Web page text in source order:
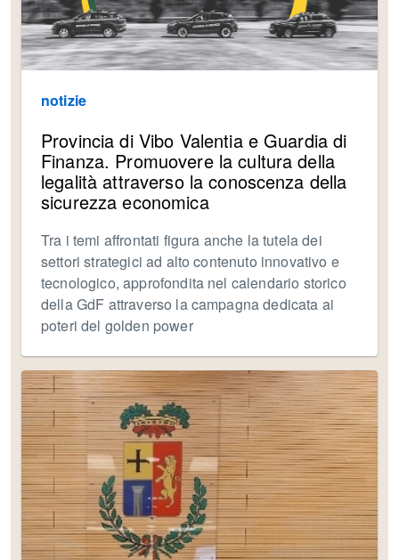
notizie
Provincia di Vibo Valentia e Guardia di
Finanza. Promuovere la cultura della
legalità attraverso la conoscenza della
sicurezza economica
Tra i temi affrontati figura anche la tutela dei
settori strategici ad alto contenuto innovativo e
tecnologico, approfondita nel calendario storico
della GdF attraverso la campagna dedicata ai
poteri del golden power